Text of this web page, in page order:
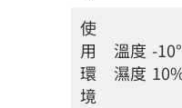
使
用
環
境
溫度 -
濕度